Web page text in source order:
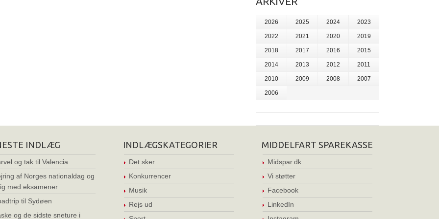
2026 2025 2024 2023
2022 2021 2020 2019
2018 2017 2016 2015
2014 2013 2012 2011
2010 2009 2008 2007
2006
INDLÆG
og tak til Valencia
af Norges nationaldag og
med eksamener
til Sydøen
og de sidste sneture i
INDLÆGSKATEGORIER
Det sker
Konkurrencer
Musik
Rejs ud
MIDDELFART SPAREKASSE
Midspar.dk
Vi støtter
Facebook
LinkedIn